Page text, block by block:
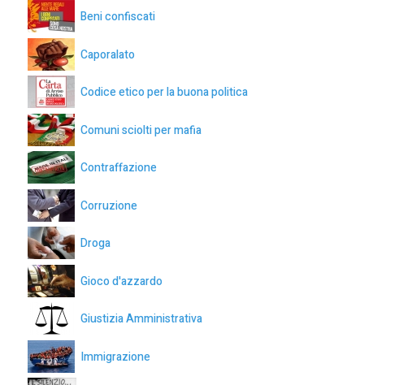
Beni confiscati
Caporalato
Codice etico per la buona politica
Comuni sciolti per mafia
Contraffazione
Corruzione
Droga
Gioco d'azzardo
Giustizia Amministrativa
Immigrazione